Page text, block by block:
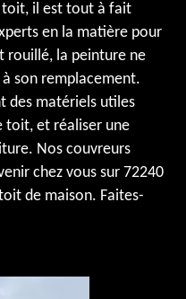
toit, il est tout à fait
en la matière pour
rouillé, la peinture ne
son remplacement.
des matériels utiles
toit, et réaliser une
Nos couvreurs
chez vous sur 72240
de maison. Faites-